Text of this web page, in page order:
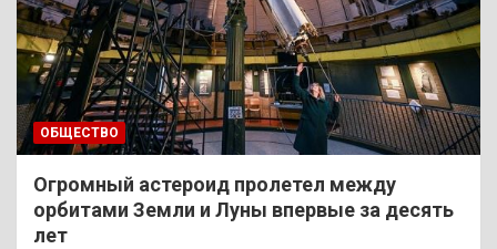
ОБЩЕСТВО
Огромный астероид пролетел между
орбитами Земли и Луны впервые за десять
лет